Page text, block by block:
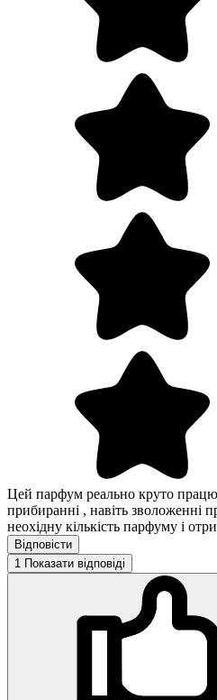
Цей парфум реально круто
прибиранні , навіть зволоженні
неохідну кількість парфуму і
Відповісти
1 Показати відповіді